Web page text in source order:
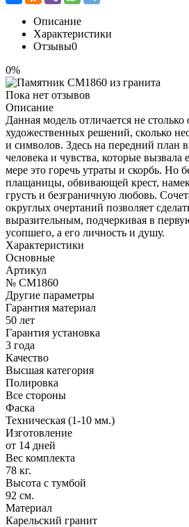
Описание
Характеристики
Отзывы0
0%
Пока нет отзывов
Описание
Данная модель отличается не
художественных решений, сколько
и символов. Здесь на передний план
человека и чувства, которые
мере это горечь утраты и скорбь. Но
плащаницы, обвивающей крест,
грусть и безграничную любовь.
округлых очертаний позволяет
выразительным, подчеркивая в
усопшего, а его личность и душу.
Характеристики
Основные
Артикул
№ CM1860
Другие параметры
Гарантия материал
50 лет
Гарантия установка
3 года
Качество
Высшая категория
Полировка
Все стороны
Фаска
Техническая (1-10 мм.)
Изготовление
от 14 дней
Вес комплекта
78 кг.
Высота с тумбой
92 см.
Материал
Карельский гранит